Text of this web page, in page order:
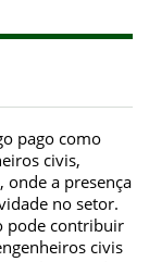
pago como
civis,
onde a presença
no setor.
pode contribuir
civis